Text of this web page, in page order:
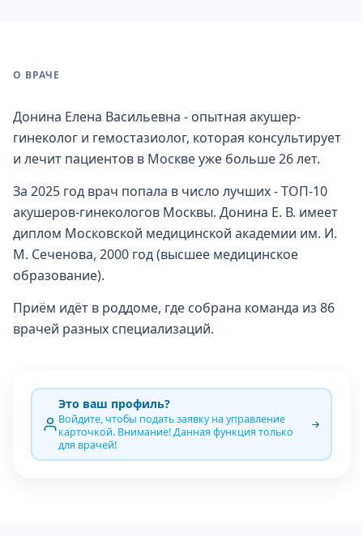
О ВРАЧЕ
Донина Елена Васильевна - опытная акушер-
гинеколог и гемостазиолог, которая консультирует
и лечит пациентов в Москве уже больше 26 лет.
За 2025 год врач попала в число лучших - ТОП-10
акушеров-гинекологов Москвы. Донина Е. В. имеет
диплом Московской медицинской академии им. И.
М. Сеченова, 2000 год (высшее медицинское
образование).
Приём идёт в роддоме, где собрана команда из 86
врачей разных специализаций.
Это ваш профиль?
Войдите, чтобы подать заявку на управление
карточкой. Внимание! Данная функция только
для врачей!